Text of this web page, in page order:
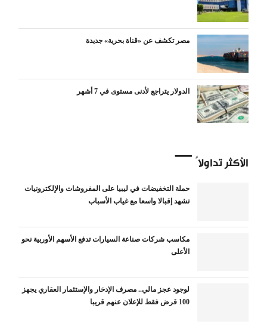
مصر تكشف عن «قناة بحرية» جديدة
الدولار يتراجع لأدنى مستوى في 7 أشهر
الأكثر تداولاً
حملة التخفيضات في ليبيا على المفروشات والإلكترونيات
تشهد إقبالا واسعا مع غياب الأسباب
مكاسب شركات صناعة السيارات تدفع الأسهم الأوربية نحو
الأعلى
لوجود عجز مالي.. مصرف الإدخار والإستثمار العقاري يجهز
100 قرض فقط للإعلان عنهم قريبا